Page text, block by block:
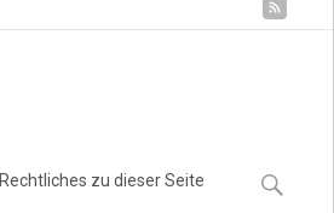
Rechtliches zu dieser Seite
Suchen
nach: